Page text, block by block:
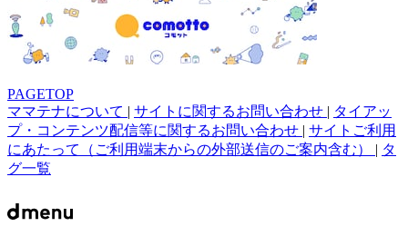
PAGETOP
ママテナについて | サイトに関するお問い合わせ | タイアッ
プ・コンテンツ配信等に関するお問い合わせ | サイトご利用
にあたって（ご利用端末からの外部送信のご案内含む） | タ
グ一覧